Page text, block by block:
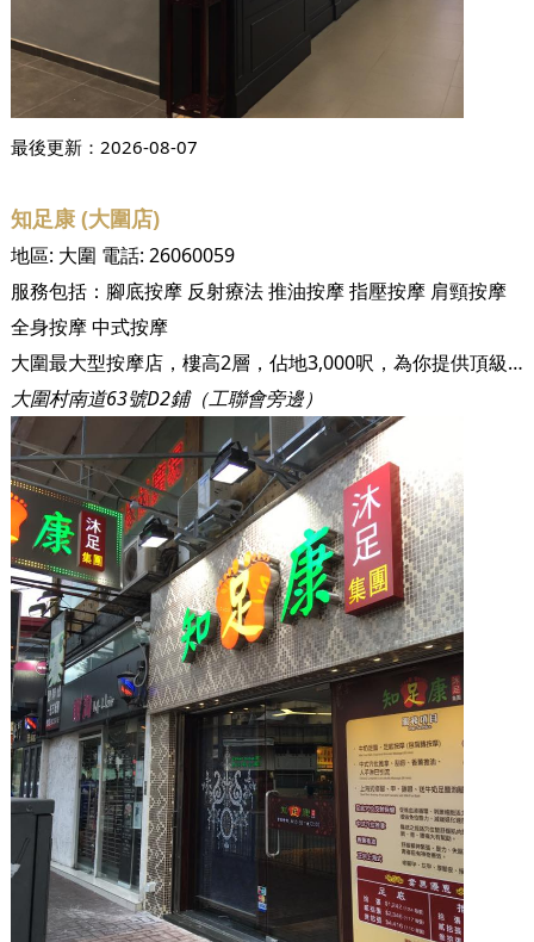
最後更新： 2026-08-07
知足康 (大圍店)
地區: 大圍 電話: 26060059
服務包括： 腳底按摩 反射療法推油按摩指壓按摩 肩頸按摩
全身按摩中式按摩
大圍最大型按摩店，樓高2層，佔地3,000呎，為你提供頂級按摩享受
大圍村南道63號D2鋪（工聯會旁邊）